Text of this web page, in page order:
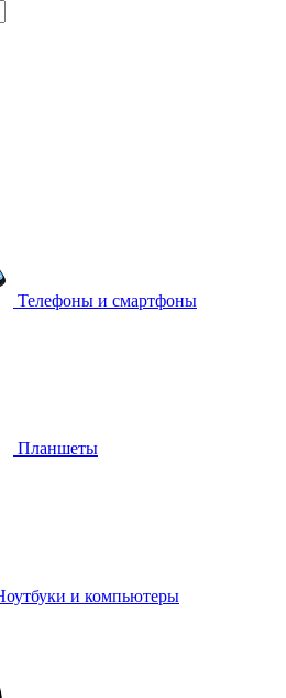
Телефоны и смартфоны
Планшеты
и компьютеры